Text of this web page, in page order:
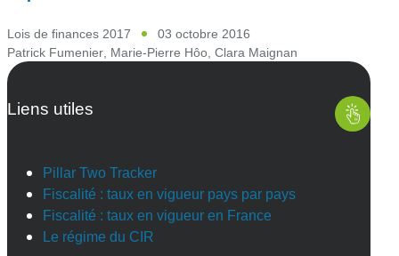
Lois de finances 2017
03 octobre 2016
Patrick Fumenier, Marie-Pierre Hôo, Clara Maignan
Liens utiles
Pillar Two Tracker
Fiscalité : taux en vigueur pays par pays
Fiscalité : taux en vigueur en France
Le régime du CIR